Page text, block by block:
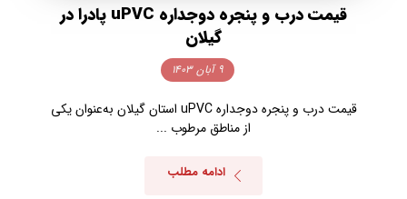
قیمت درب و پنجره دوجداره uPVC پادرا در
گیلان
۹ آبان ۱۴۰۳
قیمت درب و پنجره دوجداره uPVC استان گیلان به‌عنوان یکی
از مناطق مرطوب ...
ادامه مطلب